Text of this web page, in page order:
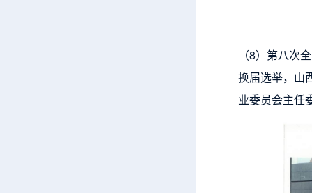
（8）第八次
换届选举，山
业委员会主任